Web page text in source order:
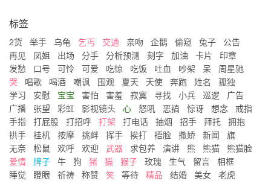
标签
2货 举手 乌龟 乞丐 交通 亲吻 企鹅 偷窥 兔子
公告
再见
凤姐 出场 分手 分析预测 刻字 加油 卡片
印章
发愁
口号 可怜 可爱 吃惊 吃饭 吐血 吵架 呆
周星驰
哭
唱歌 喝酒 嘲讽 围观 夏天 天使 奔跑 姓名
孤独
学习
安慰 宝宝 害怕 害羞 寂寞 寻找 小兵 巡逻
广告
广播
张望 彩虹 影视镜头 心 怒吼 恶搞 惊讶 想念
戒指
手指 打屁股 打招呼 打架 打电话 抽烟 招手 拜托 拥抱
拱手 挂机 按摩 挑衅 挥手 挨打 捂脸 撒娇 新闻
旗
无奈 松鼠 欢呼 欢迎 武器 求包养 演讲 熊 熊猫
熊猫脸
爱情
牌子 牛 狗 猪 猫 猴子 玫瑰 生气 留言 相框
睡觉
瞪眼 祈祷 称赞 笑 等待 精品 结婚 美女 老虎